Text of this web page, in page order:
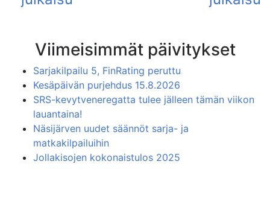
Viimeisimmät päivitykset
Sarjakilpailu 5, FinRating peruttu
Kesäpäivän purjehdus 15.8.2026
SRS-kevytveneregatta tulee jälleen tämän viikon
lauantaina!
Näsijärven uudet säännöt sarja- ja
matkakilpailuihin
Jollakisojen kokonaistulos 2025